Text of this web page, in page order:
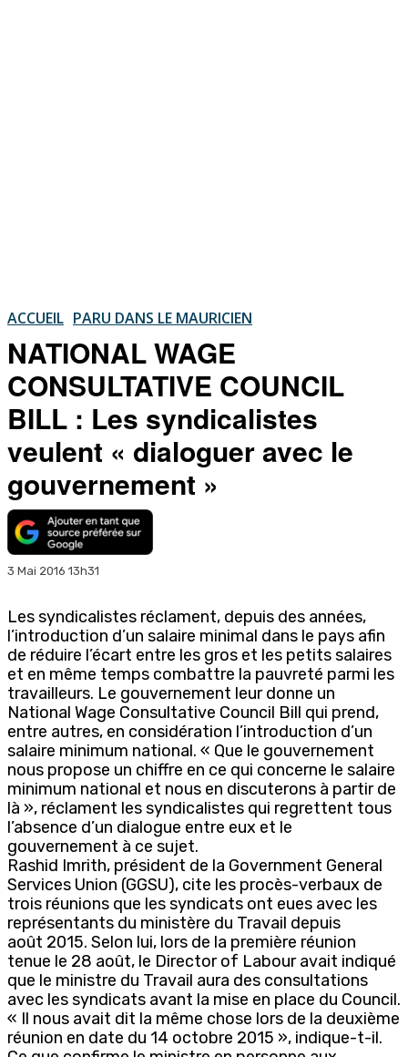
ACCUEIL PARU DANS LE MAURICIEN
NATIONAL WAGE
CONSULTATIVE COUNCIL
BILL : Les syndicalistes
veulent « dialoguer avec le
gouvernement »
3 Mai 2016 13h31
Les syndicalistes réclament, depuis des années,
l’introduction d’un salaire minimal dans le pays afin
de réduire l’écart entre les gros et les petits salaires
et en même temps combattre la pauvreté parmi les
travailleurs. Le gouvernement leur donne un
National Wage Consultative Council Bill qui prend,
entre autres, en considération l’introduction d’un
salaire minimum national. « Que le gouvernement
nous propose un chiffre en ce qui concerne le salaire
minimum national et nous en discuterons à partir de
là », réclament les syndicalistes qui regrettent tous
l’absence d’un dialogue entre eux et le
gouvernement à ce sujet.
Rashid Imrith, président de la Government General
Services Union (GGSU), cite les procès-verbaux de
trois réunions que les syndicats ont eues avec les
représentants du ministère du Travail depuis
août 2015. Selon lui, lors de la première réunion
tenue le 28 août, le Director of Labour avait indiqué
que le ministre du Travail aura des consultations
avec les syndicats avant la mise en place du Council.
« Il nous avait dit la même chose lors de la deuxième
réunion en date du 14 octobre 2015 », indique-t-il.